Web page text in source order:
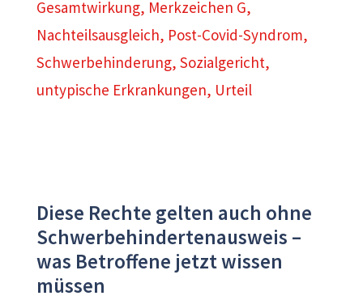
Gesamtwirkung, Merkzeichen G,
Nachteilsausgleich, Post-Covid-Syndrom,
Schwerbehinderung, Sozialgericht,
untypische Erkrankungen, Urteil
Diese Rechte gelten auch ohne
Schwerbehindertenausweis –
was Betroffene jetzt wissen
müssen